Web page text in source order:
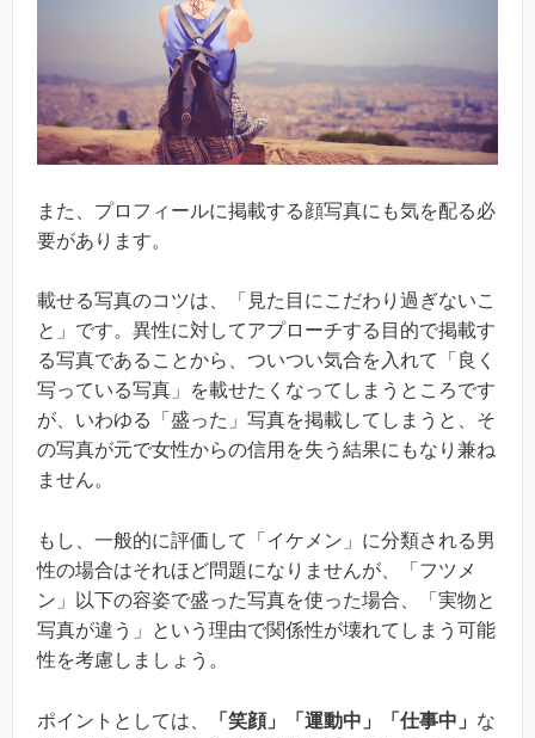
また、プロフィールに掲載する顔写真にも気を配る必
要があります。
載せる写真のコツは、「見た目にこだわり過ぎないこ
と」です。異性に対してアプローチする目的で掲載す
る写真であることから、ついつい気合を入れて「良く
写っている写真」を載せたくなってしまうところです
が、いわゆる「盛った」写真を掲載してしまうと、そ
の写真が元で女性からの信用を失う結果にもなり兼ね
ません。
もし、一般的に評価して「イケメン」に分類される男
性の場合はそれほど問題になりませんが、「フツメ
ン」以下の容姿で盛った写真を使った場合、「実物と
写真が違う」という理由で関係性が壊れてしまう可能
性を考慮しましょう。
ポイントとしては、 「笑顔」「運動中」「仕事中」 な